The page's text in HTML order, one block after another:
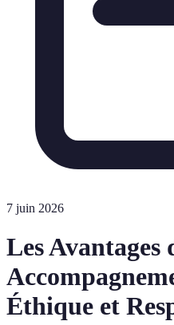
7 juin 2026
Les Avantages
Éthique et